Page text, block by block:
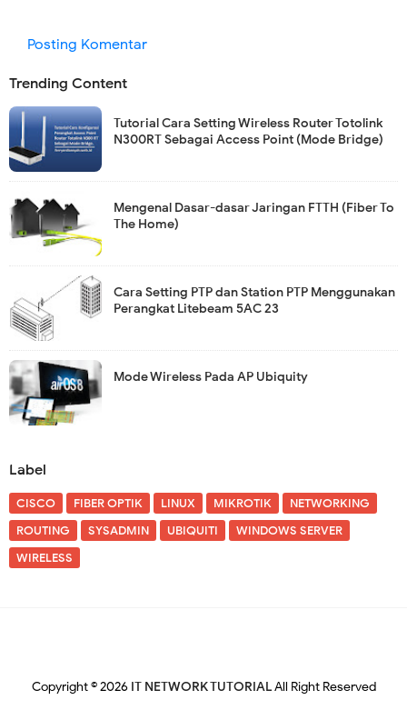
Posting Komentar
Trending Content
Tutorial Cara Setting Wireless Router Totolink
N300RT Sebagai Access Point (Mode Bridge)
Mengenal Dasar-dasar Jaringan FTTH (Fiber To
The Home)
Cara Setting PTP dan Station PTP Menggunakan
Perangkat Litebeam 5AC 23
Mode Wireless Pada AP Ubiquity
Label
CISCO FIBER OPTIK LINUX MIKROTIK
NETWORKING
ROUTING
SYSADMIN UBIQUITI
WINDOWS SERVER
WIRELESS
Copyright ©2026 IT NETWORK TUTORIALAll Right Reserved